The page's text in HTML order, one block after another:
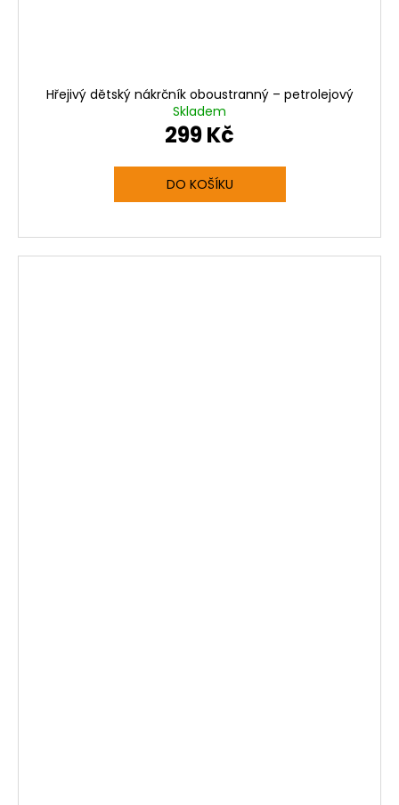
Hřejivý dětský nákrčník oboustranný – petrolejový
Skladem
299 Kč
DO KOŠÍKU